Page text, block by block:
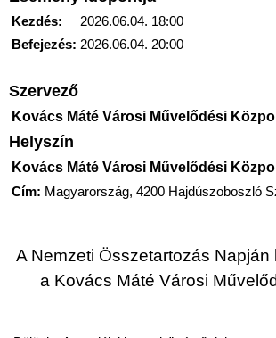
Kezdés:
2026.06.04. 18:00
Befejezés: 2026.06.04. 20:00
Szervező
Kovács Máté Városi Művelődési
Helyszín
Kovács Máté Városi Művelődési
Cím: Magyarország, 4200 Hajdúszoboszló
A Nemzeti Összetartozás
a Kovács Máté Városi